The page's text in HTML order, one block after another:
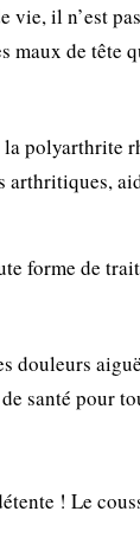
vie, il n’est
maux de tête
la polyarthrite
arthritiques,
forme de
douleurs
santé pour
! Le